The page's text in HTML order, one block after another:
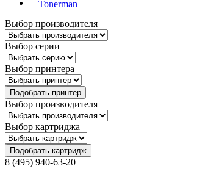
Выбор производителя
Выбор серии
Выбор принтера
Подобрать принтер
Выбор производителя
Выбор картриджа
Подобрать картридж
8 (495) 940-63-20